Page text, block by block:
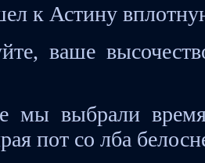
к Астину
ваше
мы выбрали
пот со лба